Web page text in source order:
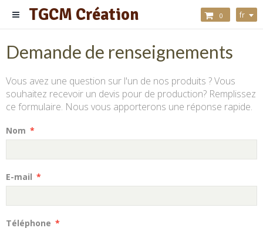
TGCM Création 0 fr
Demande de renseignements
Vous avez une question sur l'un de nos produits ? Vous
souhaitez recevoir un devis pour de production? Remplissez
ce formulaire. Nous vous apporterons une réponse rapide.
Nom
E-mail
Téléphone